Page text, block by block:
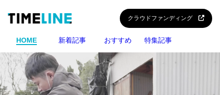
クラウドファンディング
HOME 新着記事 おすすめ 特集記事